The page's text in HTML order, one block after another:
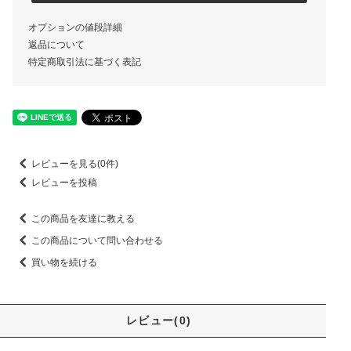
オプションの値段詳細
返品について
特定商取引法に基づく表記
レビューを見る(0件)
レビューを投稿
この商品を友達に教える
この商品について問い合わせる
買い物を続ける
レビュー(0)